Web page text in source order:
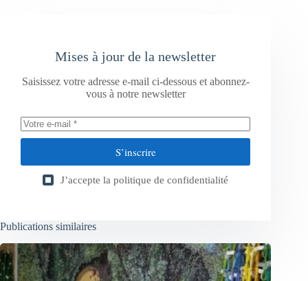
Mises à jour de la newsletter
Saisissez votre adresse e-mail ci-dessous et abonnez-
vous à notre newsletter
S’inscrire
J’accepte la politique de confidentialité
Publications similaires